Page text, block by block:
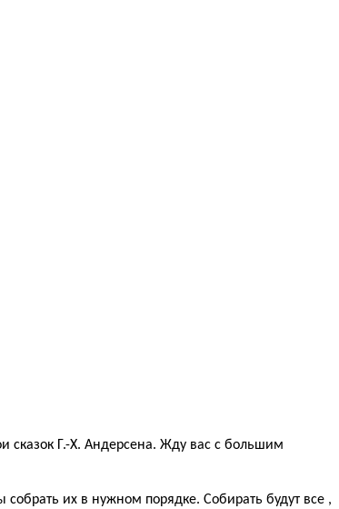
сказок Г.-Х. Андерсена. Жду вас с большим
их в нужном порядке. Собирать будут все ,